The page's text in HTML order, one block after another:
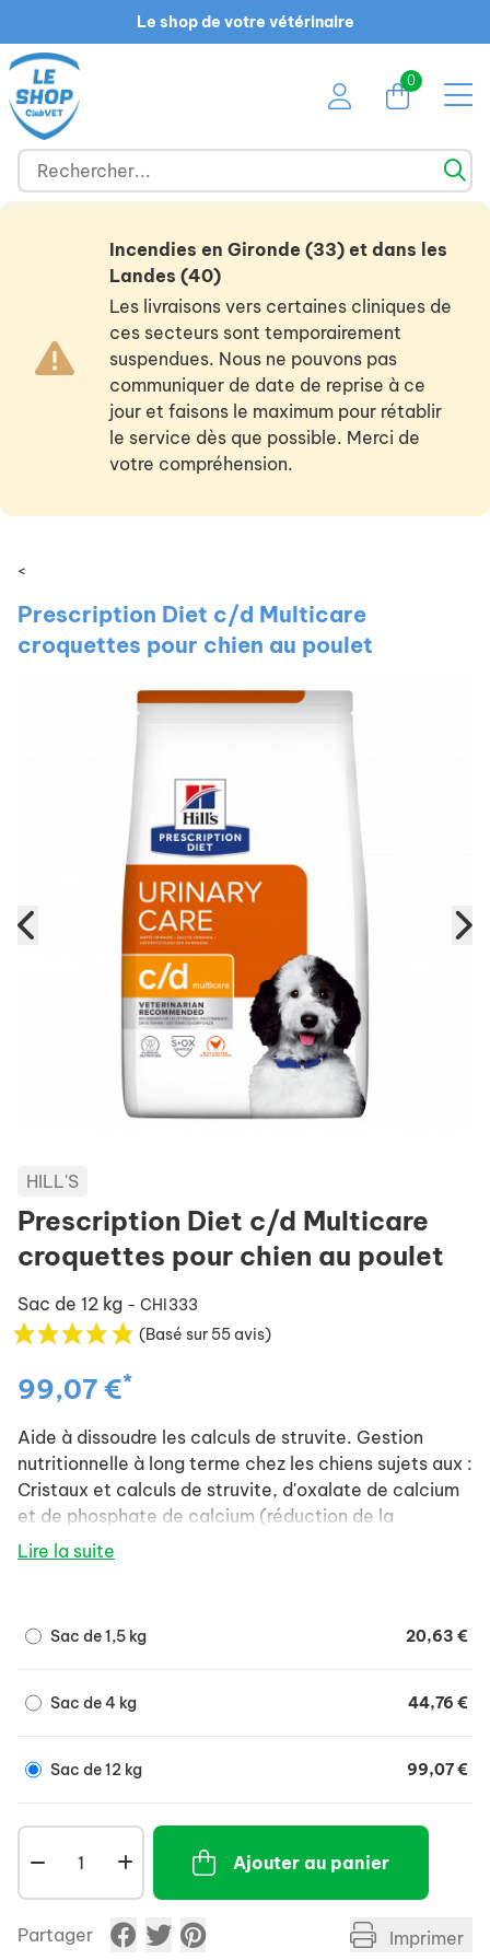
Le shop de votre vétérinaire
0
Incendies en Gironde (33) et dans les
Landes (40)
Les livraisons vers certaines cliniques de
ces secteurs sont temporairement
suspendues. Nous ne pouvons pas
communiquer de date de reprise à ce
jour et faisons le maximum pour rétablir
le service dès que possible. Merci de
votre compréhension.
<
Prescription Diet c/d Multicare
croquettes pour chien au poulet
HILL'S
Prescription Diet c/d Multicare
croquettes pour chien au poulet
Sac de 12 kg - CHI333
(Basé sur 55 avis)
99,07 €*
Aide à dissoudre les calculs de struvite. Gestion
nutritionnelle à long terme chez les chiens sujets aux :
Cristaux et calculs de struvite, d'oxalate de calcium
et de phosphate de calcium (réduction de la
formation et des récidives).
Lire la suite
Sac de 1,5 kg 20,63 €
Sac de 4 kg 44,76 €
Sac de 12 kg 99,07 €
Ajouter au panier
Partager Imprimer